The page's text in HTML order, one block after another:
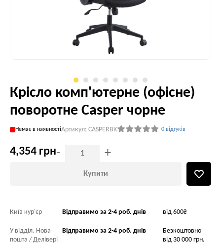
Крісло комп'ютерне (офісне)
поворотне Casper чорне
Немає в наявностіАртикул: CASPERBK 0 відгуків
4,354 грн- +
Купити
Київ кур'єр Відправимо за 2-4 роб. днів від 600₴
У відділ. Нова
пошта / Делівері
Відправимо за 2-4 роб. днів
Безкоштовно
від 30 000 грн.